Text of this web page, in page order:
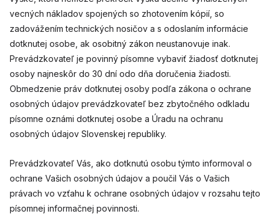
vecných nákladov spojených so zhotovením kópií, so
zadovážením technických nosičov a s odoslaním informácie
dotknutej osobe, ak osobitný zákon neustanovuje inak.
Prevádzkovateľ je povinný písomne vybaviť žiadosť dotknutej
osoby najneskôr do 30 dní odo dňa doručenia žiadosti.
Obmedzenie práv dotknutej osoby podľa zákona o ochrane
osobných údajov prevádzkovateľ bez zbytočného odkladu
písomne oznámi dotknutej osobe a Úradu na ochranu
osobných údajov Slovenskej republiky.
Prevádzkovateľ Vás, ako dotknutú osobu týmto informoval o
ochrane Vašich osobných údajov a poučil Vás o Vašich
právach vo vzťahu k ochrane osobných údajov v rozsahu tejto
písomnej informačnej povinnosti.